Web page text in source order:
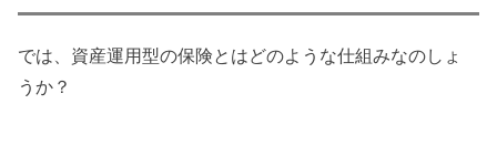
では、資産運用型の保険とはどのような仕組みなのしょ
うか？